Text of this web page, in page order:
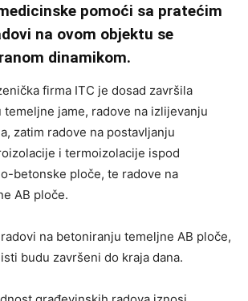
pomoći sa pratećim
na ovom objektu se
dinamikom.
firma ITC je dosad završila
temeljne jame, radove na izlijevanju
zatim radove na postavljanju
i termoizolacije ispod
betonske ploče, te radove na
AB ploče.
na betoniranju temeljne AB ploče,
budu završeni do kraja dana.